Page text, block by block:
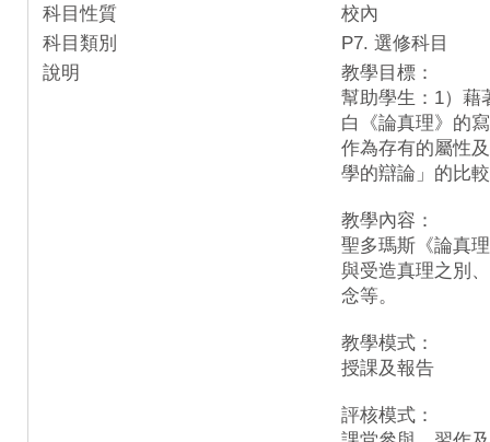
科目性質
校內
科目類別
P7. 選修科目
說明
教學目標：
幫助學生：1）藉
白《論真理》的
作為存有的屬性
學的辯論」的比
教學內容：
聖多瑪斯《論真
與受造真理之別
念等。
教學模式：
授課及報告
評核模式：